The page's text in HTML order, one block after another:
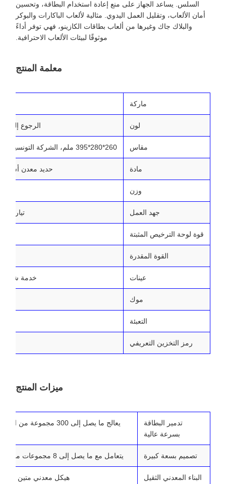
السلس. يساعد الجهاز على منع إعادة استخدام البطاقة، وتحسين
أمان الألعاب، وتقليل العمل اليدوي. مثالية لألعاب الباكارات والبوكر
والبلاك جاك وغيرها من ألعاب بطاقات الكازينو، فهي توفر أداءً
موثوقًا لبيئات الألعاب الاحترافية.
معلمة المنتج
ماركة
لون الرجوع إلى
مقاس 260*280*395 ملم، الشركة التونسية للملاحة: 390*330*480 ملم
مادة حديد معدن أسود
وزن
جهد العمل تيار متردد 220 فولت/50/
قوة لوحة الترخيص المثبتة
القوة المقدرة
عينات خدمة شحن
موك
التعبئة
رمز التخزين التعريفي
ميزات المنتج
تدمير البطاقة
بسرعة عالية
يعالج ما يصل إلى 300
تصميم بسعة كبيرة يتعامل مع ما يصل إلى 8 مجموعات من البطاقات في دورة تمزيق واحدة.
البناء المعدني الثقيل هيكل معدني متين مصمم